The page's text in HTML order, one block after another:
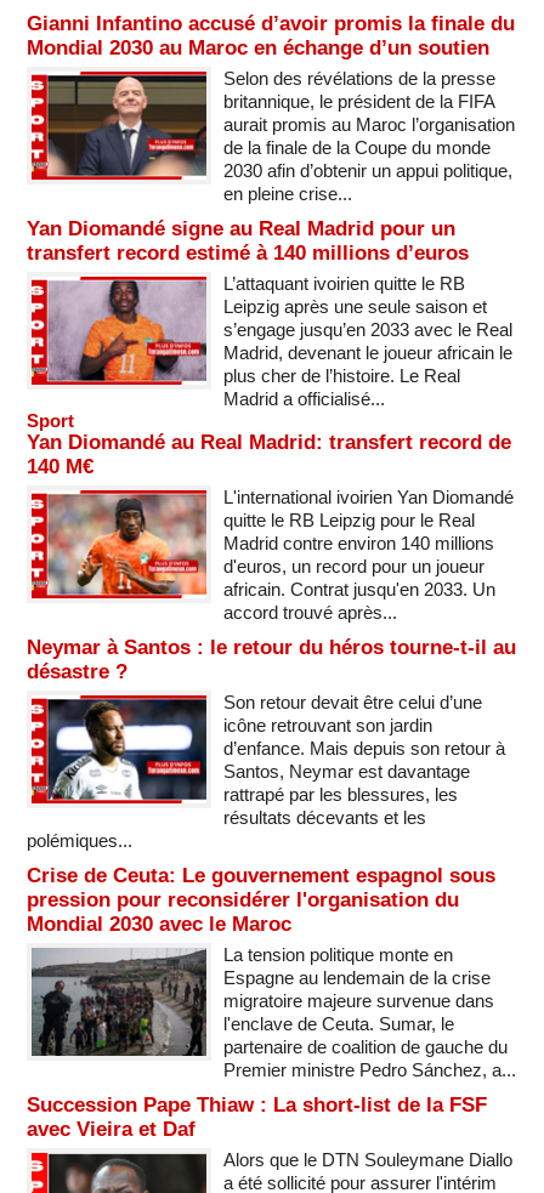
Gianni Infantino accusé d’avoir promis la finale du
Mondial 2030 au Maroc en échange d’un soutien
Selon des révélations de la presse
britannique, le président de la FIFA
aurait promis au Maroc l’organisation
de la finale de la Coupe du monde
2030 afin d’obtenir un appui politique,
en pleine crise...
Yan Diomandé signe au Real Madrid pour un
transfert record estimé à 140 millions d’euros
L’attaquant ivoirien quitte le RB
Leipzig après une seule saison et
s’engage jusqu’en 2033 avec le Real
Madrid, devenant le joueur africain le
plus cher de l’histoire. Le Real
Madrid a officialisé...
Sport
Yan Diomandé au Real Madrid: transfert record de
140 M€
L'international ivoirien Yan Diomandé
quitte le RB Leipzig pour le Real
Madrid contre environ 140 millions
d'euros, un record pour un joueur
africain. Contrat jusqu'en 2033. Un
accord trouvé après...
Neymar à Santos : le retour du héros tourne-t-il au
désastre ?
Son retour devait être celui d’une
icône retrouvant son jardin
d’enfance. Mais depuis son retour à
Santos, Neymar est davantage
rattrapé par les blessures, les
résultats décevants et les
polémiques...
Crise de Ceuta: Le gouvernement espagnol sous
pression pour reconsidérer l'organisation du
Mondial 2030 avec le Maroc
La tension politique monte en
Espagne au lendemain de la crise
migratoire majeure survenue dans
l'enclave de Ceuta. Sumar, le
partenaire de coalition de gauche du
Premier ministre Pedro Sánchez, a...
Succession Pape Thiaw : La short-list de la FSF
avec Vieira et Daf
Alors que le DTN Souleymane Diallo
a été sollicité pour assurer l'intérim